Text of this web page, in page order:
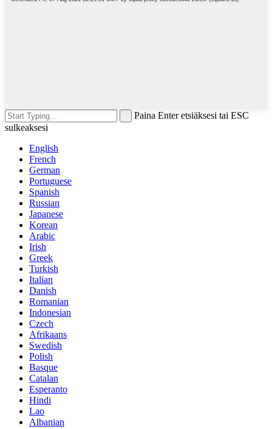
Paina Enter etsiäksesi tai ESC
sulkeaksesi
English
French
German
Portuguese
Spanish
Russian
Japanese
Korean
Arabic
Irish
Greek
Turkish
Italian
Danish
Romanian
Indonesian
Czech
Afrikaans
Swedish
Polish
Basque
Catalan
Esperanto
Hindi
Lao
Albanian